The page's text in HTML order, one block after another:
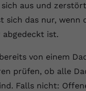
aus und
sich das nur, wenn
ist.
von einem
prüfen, ob alle
Falls nicht:
Session
Dieser von YouTube
Daten darüber zu
Videos von YouTube
gesehen hat.